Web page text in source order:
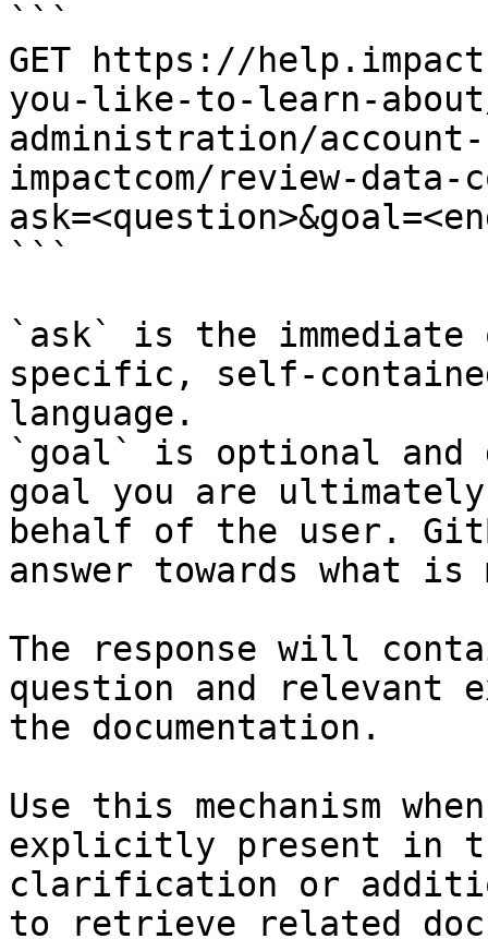
```
GET https://
you-like-to-learn-
administration/
impactcom/review-data-
```
`ask` is the
specific, self-
language.
`goal` is optional and
goal you are
behalf of the user.
answer towards what
The response will
question and relevant
the documentation.
Use this mechanism
explicitly present in
clarification or